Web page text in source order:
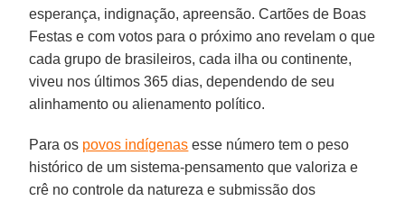
esperança, indignação, apreensão. Cartões de Boas
Festas e com votos para o próximo ano revelam o que
cada grupo de brasileiros, cada ilha ou continente,
viveu nos últimos 365 dias, dependendo de seu
alinhamento ou alienamento político.
Para os povos indígenas esse número tem o peso
histórico de um sistema-pensamento que valoriza e
crê no controle da natureza e submissão dos